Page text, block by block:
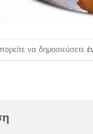
να δημοσιεύσετε